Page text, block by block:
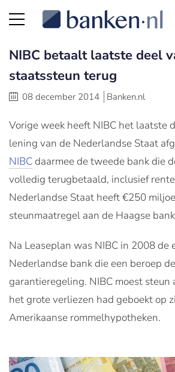
NIBC betaalt laatste deel
staatssteun terug
08 december 2014 Banken.nl
Vorige week heeft NIBC het laatste
lening van de Nederlandse Staat
NIBCdaarmee de tweede bank die
volledig terugbetaald, inclusief
Nederlandse Staat heeft €250
steunmaatregel aan de Haagse
Na Leaseplan was NIBC in 2008 de
Nederlandse bank die een beroep
garantieregeling. NIBC moest steun
het grote verliezen had geboekt op
Amerikaanse rommelhypotheken.